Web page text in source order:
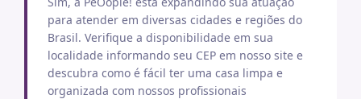
para atender em diversas cidades e regiões do
Brasil. Verifique a disponibilidade em sua
localidade informando seu CEP em nosso site e
descubra como é fácil ter uma casa limpa e
organizada com nossos profissionais